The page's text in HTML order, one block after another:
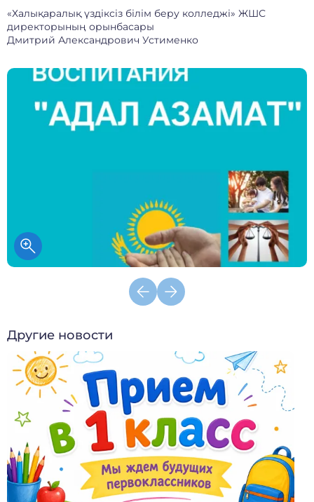
«Халықаралық үздіксіз білім беру колледжі» ЖШС
директорының орынбасары
Дмитрий Александрович Устименко
Другие новости